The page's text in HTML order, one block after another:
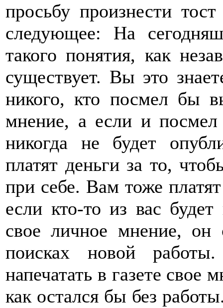
просьбу произнести
следующее: На
такого понятия, как
существует. Вы это
никого, кто посмел бы
мнение, а если и
никогда не будет
платят деньги за то,
при себе. Вам тоже
если кто-то из вас будет
свое личное мнение, он
поисках новой
напечатать в газете
как остался бы без